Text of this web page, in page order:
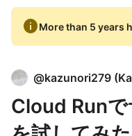
infoMore than 5 years
@kazunori279 (
Cloud Run